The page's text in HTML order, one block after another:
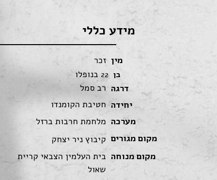
מידע כללי
מין זכר
בן 22 בנופלו
דרגה
רב סמל
יחידה חטיבת הקומנדו
מערכה מלחמת חרבות ברזל
מקום מגורים
קיבוץ ניר יצחק
מקום מנוחה
בית העלמין הצבאי קריית
שאול